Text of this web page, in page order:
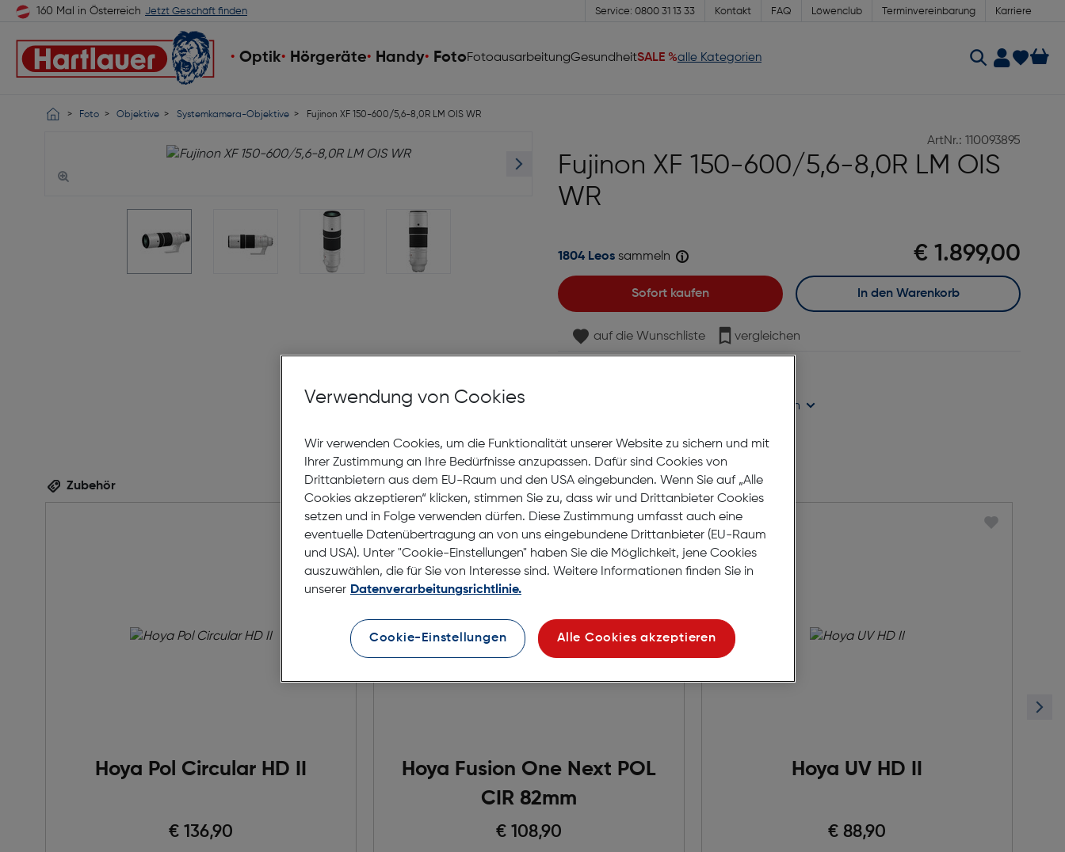
160 Mal in Österreich Jetzt Geschäft finden Service: 0800 31 13 33 Kontakt FAQ Löwenclub Terminvereinbarung Karriere
Optik Hörgeräte Handy FotoFotoausarbeitungGesundheitSALE %alle Kategorien
Foto Objektive Systemkamera-Objektive Fujinon XF 150-600/5,6-8,0R LM OIS WR
ArtNr.: 110093895
Fujinon XF 150-600/5,6-8,0R LM OIS
WR
€ 1.899,00
1804 Leos sammeln
Sofort kaufen In den Warenkorb
auf die Wunschliste vergleichen
Verfügbarkeit prüfen
Zubehör
Hoya Pol Circular HD II
€ 136,90
Hoya Fusion One Next POL
CIR 82mm
€ 108,90
Hoya UV HD II
€ 88,90
Verwendung von Cookies
Wir verwenden Cookies, um die Funktionalität unserer Website zu sichern und mit
Ihrer Zustimmung an Ihre Bedürfnisse anzupassen. Dafür sind Cookies von
Drittanbietern aus dem EU-Raum und den USA eingebunden. Wenn Sie auf „Alle
Cookies akzeptieren“ klicken, stimmen Sie zu, dass wir und Drittanbieter Cookies
setzen und in Folge verwenden dürfen. Diese Zustimmung umfasst auch eine
eventuelle Datenübertragung an von uns eingebundene Drittanbieter (EU-Raum
und USA). Unter "Cookie-Einstellungen" haben Sie die Möglichkeit, jene Cookies
auszuwählen, die für Sie von Interesse sind. Weitere Informationen finden Sie in
unserer Datenverarbeitungsrichtlinie.
Cookie-Einstellungen Alle Cookies akzeptieren